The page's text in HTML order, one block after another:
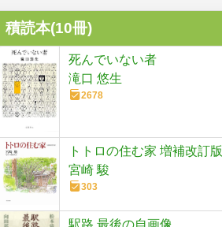
積読本(10冊)
死んでいない者
滝口 悠生
2678
トトロの住む家 増補改訂版
宮崎 駿
303
駅路 最後の自画像